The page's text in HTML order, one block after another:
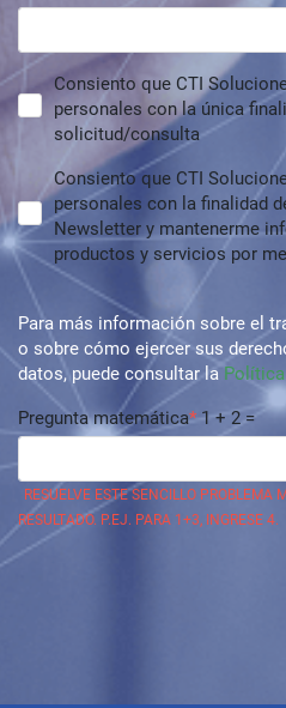
Consiento que CTI
personales con la única
solicitud/consulta
Consiento que CTI
personales con la finalidad
Newsletter y mantenerme
productos y servicios por
Para más información sobre el
o sobre cómo ejercer sus
datos, puede consultar la
Pregunta matemática 1 + 2 =
RESUELVE ESTE SENCILLO PROBLEMA
RESULTADO. P.EJ. PARA 1+3, INGRESE 4.